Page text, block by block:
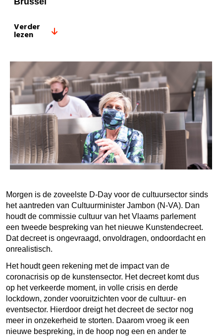
Verder
lezen
Morgen is de zoveelste D-Day voor de cultuursector sinds
het aantreden van Cultuurminister Jambon (N-VA). Dan
houdt de commissie cultuur van het Vlaams parlement
een tweede bespreking van het nieuwe Kunstendecreet.
Dat decreet is ongevraagd, onvoldragen, ondoordacht en
onrealistisch.
Het houdt geen rekening met de impact van de
coronacrisis op de kunstensector. Het decreet komt dus
op het verkeerde moment, in volle crisis en derde
lockdown, zonder vooruitzichten voor de cultuur- en
eventsector. Hierdoor dreigt het decreet de sector nog
meer in onzekerheid te storten. Daarom vroeg ik een
nieuwe bespreking, in de hoop nog een en ander te